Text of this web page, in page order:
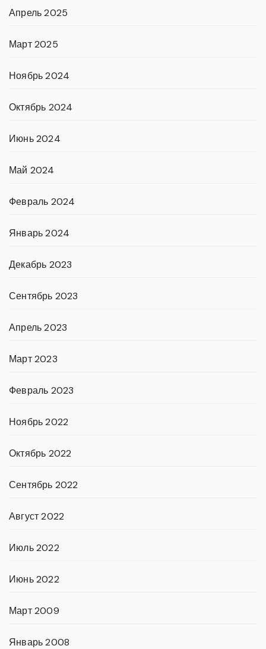
Апрель 2025
Март 2025
Ноябрь 2024
Октябрь 2024
Июнь 2024
Май 2024
Февраль 2024
Январь 2024
Декабрь 2023
Сентябрь 2023
Апрель 2023
Март 2023
Февраль 2023
Ноябрь 2022
Октябрь 2022
Сентябрь 2022
Август 2022
Июль 2022
Июнь 2022
Март 2009
Январь 2008